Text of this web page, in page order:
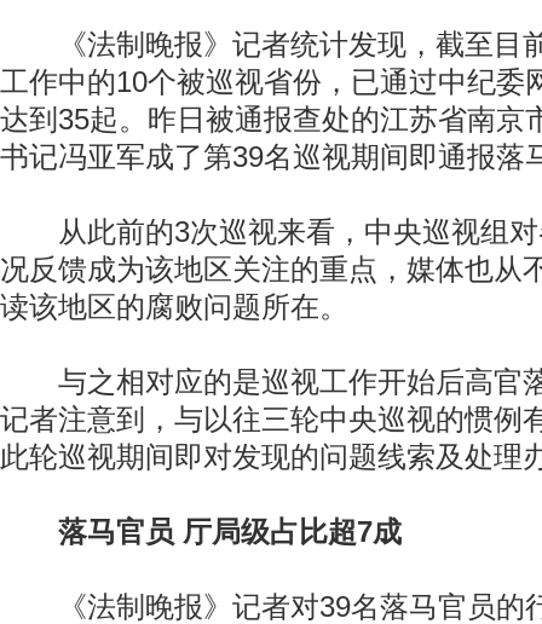
《法制晚报》记者统计发现，截至目
工作中的10个被巡视省份，已通过中纪委
达到35起。昨日被通报查处的江苏省南京
书记冯亚军成了第39名巡视期间即通报落
从此前的3次巡视来看，中央巡视组对
况反馈成为该地区关注的重点，媒体也从
读该地区的腐败问题所在。
与之相对应的是巡视工作开始后高官
记者注意到，与以往三轮中央巡视的惯例
此轮巡视期间即对发现的问题线索及处理
落马官员 厅局级占比超7成
《法制晚报》记者对39名落马官员的